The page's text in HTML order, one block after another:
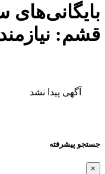
بایگانی‌های
قشم:
آگهی پیدا نشد
جستجو پیشرفته
×